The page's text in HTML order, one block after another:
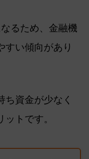
るため、金融機
すい傾向があり
ち資金が少なく
トです。